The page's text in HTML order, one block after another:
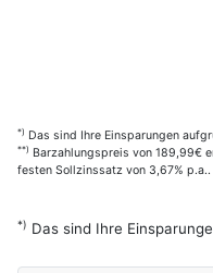
*) Das sind Ihre Einsparungen
**) Barzahlungspreis von 189,99€
festen Sollzinssatz von 3,67%
*) Das sind Ihre